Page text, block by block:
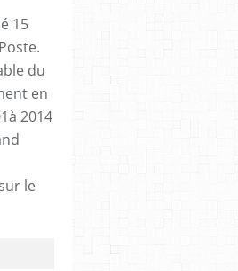
15
du
en
2014
sur le